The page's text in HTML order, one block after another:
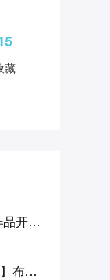
藏
界之门
计必备